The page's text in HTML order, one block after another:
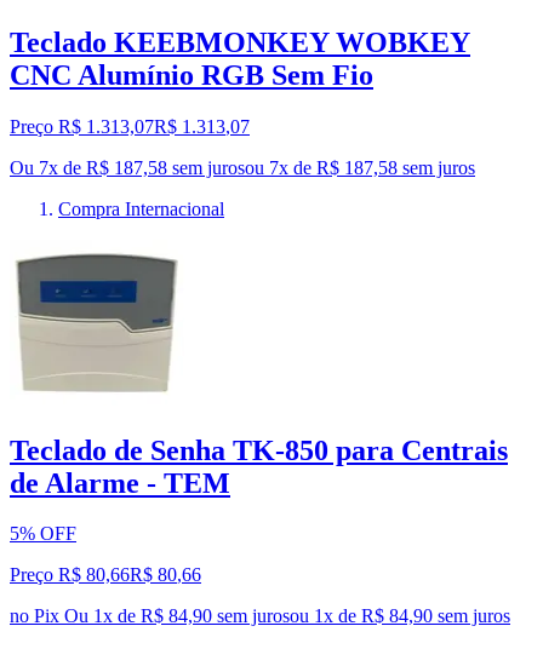
Teclado KEEBMONKEY WOBKEY
CNC Alumínio RGB Sem Fio
Preço R$ 1.313,07R$ 1.313,07
Ou 7x de R$ 187,58 sem jurosou 7x de R$ 187,58 sem juros
Compra Internacional
Teclado de Senha TK-850 para Centrais
de Alarme - TEM
5% OFF
Preço R$ 80,66R$ 80,66
no Pix Ou 1x de R$ 84,90 sem jurosou 1x de R$ 84,90 sem juros